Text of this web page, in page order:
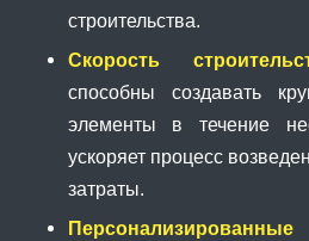
строительства.
Скорость
способны создавать
элементы в течение
ускоряет процесс
затраты.